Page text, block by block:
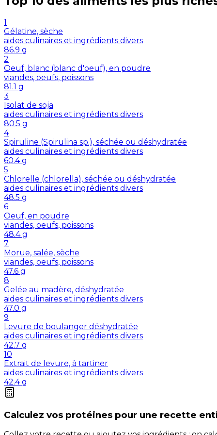
1
Gélatine, sèche
aides culinaires et ingrédients divers
86.9 g
2
Oeuf, blanc (blanc d'oeuf), en poudre
viandes, oeufs, poissons
81.1 g
3
Isolat de soja
aides culinaires et ingrédients divers
80.5 g
4
Spiruline (Spirulina sp.), séchée ou déshydratée
aides culinaires et ingrédients divers
60.4 g
5
Chlorelle (chlorella), séchée ou déshydratée
aides culinaires et ingrédients divers
48.5 g
6
Oeuf, en poudre
viandes, oeufs, poissons
48.4 g
7
Morue, salée, sèche
viandes, oeufs, poissons
47.6 g
8
Gelée au madère, déshydratée
aides culinaires et ingrédients divers
47.0 g
9
Levure de boulanger déshydratée
aides culinaires et ingrédients divers
42.7 g
10
Extrait de levure, à tartiner
aides culinaires et ingrédients divers
42.4 g
Calculez vos protéines pour une recette